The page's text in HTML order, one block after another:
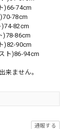
)66-74cm
78cm
82cm
)78-86cm
)82-90cm
ト)86-94cm
来ません。
通報する